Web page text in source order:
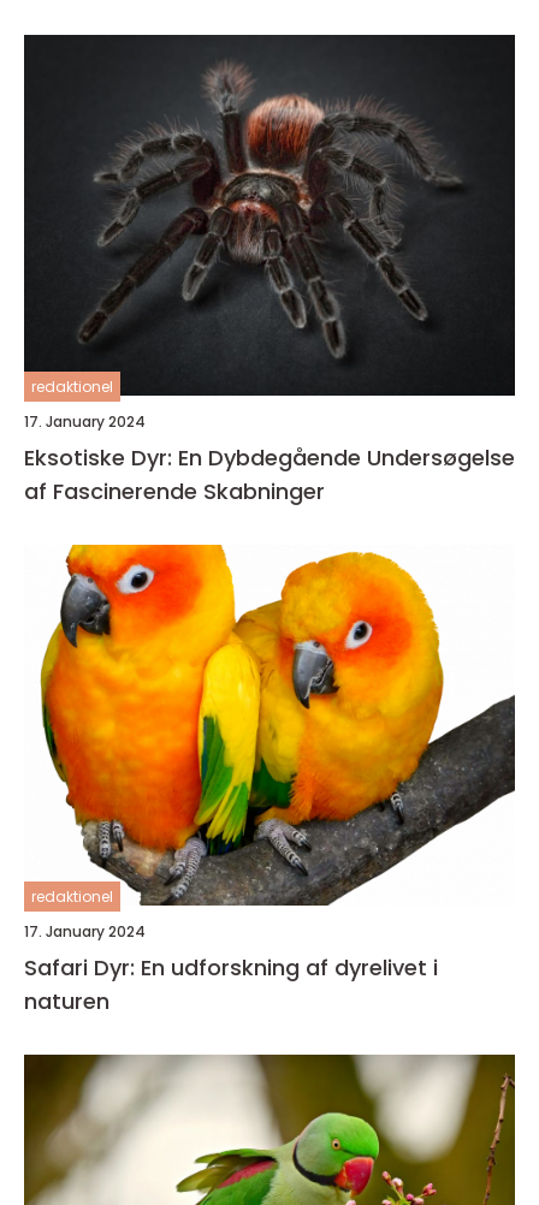
redaktionel
17. January 2024
Eksotiske Dyr: En Dybdegående Undersøgelse
af Fascinerende Skabninger
redaktionel
17. January 2024
Safari Dyr: En udforskning af dyrelivet i
naturen